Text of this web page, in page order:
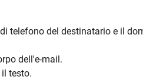
telefono del destinatario e il
dell'e-mail.
il testo.